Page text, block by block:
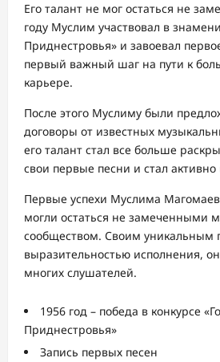
Его талант не мог остаться не
году Муслим участвовал в
Приднестровья» и завоевал
первый важный шаг на пути к
карьере.
После этого Муслиму были
договоры от известных
его талант стал все больше
свои первые песни и стал активно
Первые успехи Муслима
могли остаться не замеченными
сообществом. Своим уникальным
выразительностью исполнения,
многих слушателей.
1956 год – победа в конкурсе
Приднестровья»
Запись первых песен